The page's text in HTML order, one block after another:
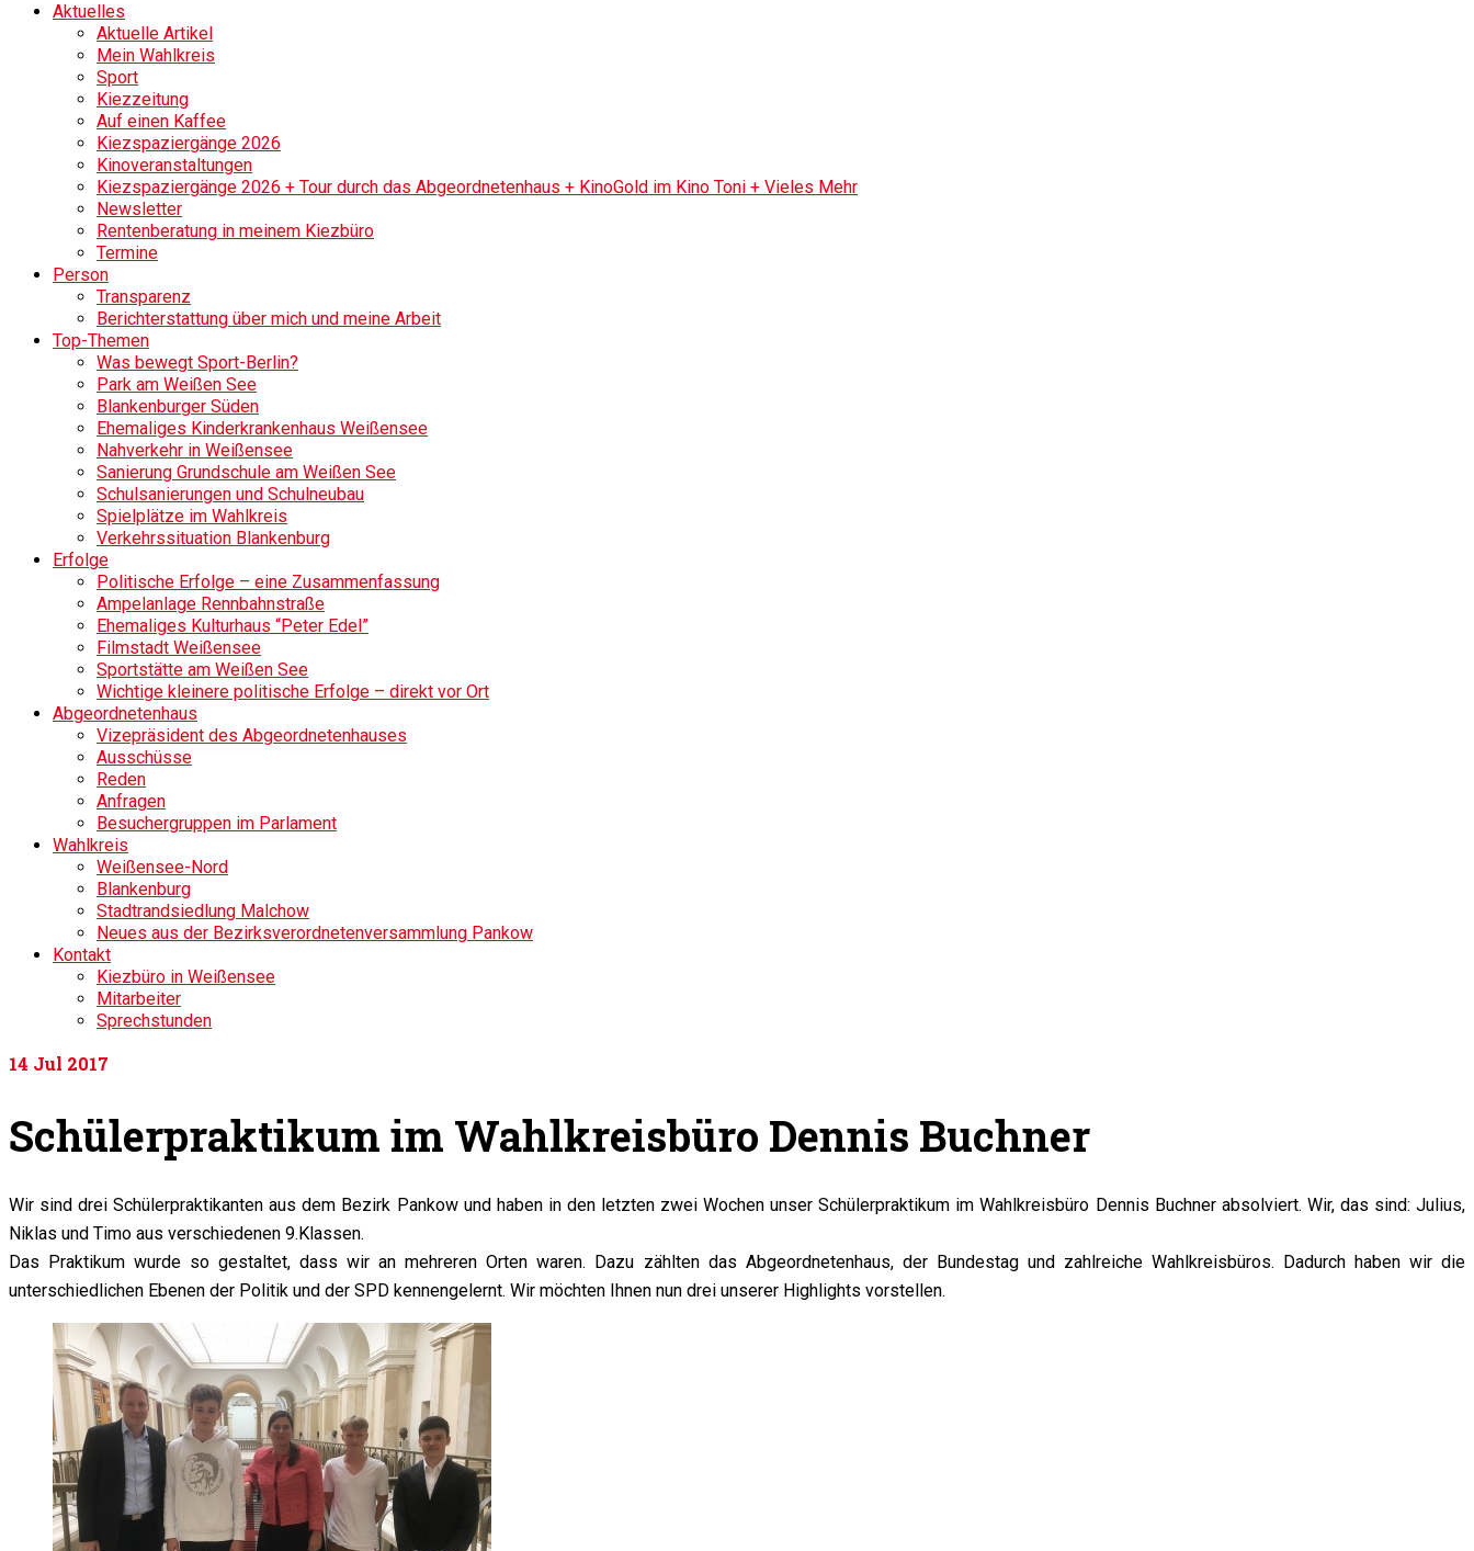
Aktuelles
Aktuelle Artikel
Mein Wahlkreis
Sport
Kiezzeitung
Auf einen Kaffee
Kiezspaziergänge 2026
Kinoveranstaltungen
Kiezspaziergänge 2026 + Tour durch das Abgeordnetenhaus + KinoGold im Kino Toni + Vieles Mehr
Newsletter
Rentenberatung in meinem Kiezbüro
Termine
Person
Transparenz
Berichterstattung über mich und meine Arbeit
Top-Themen
Was bewegt Sport-Berlin?
Park am Weißen See
Blankenburger Süden
Ehemaliges Kinderkrankenhaus Weißensee
Nahverkehr in Weißensee
Sanierung Grundschule am Weißen See
Schulsanierungen und Schulneubau
Spielplätze im Wahlkreis
Verkehrssituation Blankenburg
Erfolge
Politische Erfolge – eine Zusammenfassung
Ampelanlage Rennbahnstraße
Ehemaliges Kulturhaus “Peter Edel”
Filmstadt Weißensee
Sportstätte am Weißen See
Wichtige kleinere politische Erfolge – direkt vor Ort
Abgeordnetenhaus
Vizepräsident des Abgeordnetenhauses
Ausschüsse
Reden
Anfragen
Besuchergruppen im Parlament
Wahlkreis
Weißensee-Nord
Blankenburg
Stadtrandsiedlung Malchow
Neues aus der Bezirksverordnetenversammlung Pankow
Kontakt
Kiezbüro in Weißensee
Mitarbeiter
Sprechstunden
14 Jul 2017
Schülerpraktikum im Wahlkreisbüro Dennis Buchner
Wir sind drei Schülerpraktikanten aus dem Bezirk Pankow und haben in den letzten zwei Wochen unser Schülerpraktikum im Wahlkreisbüro Dennis Buchner absolviert. Wir, das sind: Julius,
Niklas und Timo aus verschiedenen 9.Klassen.
Das Praktikum wurde so gestaltet, dass wir an mehreren Orten waren. Dazu zählten das Abgeordnetenhaus, der Bundestag und zahlreiche Wahlkreisbüros. Dadurch haben wir die
unterschiedlichen Ebenen der Politik und der SPD kennengelernt. Wir möchten Ihnen nun drei unserer Highlights vorstellen.